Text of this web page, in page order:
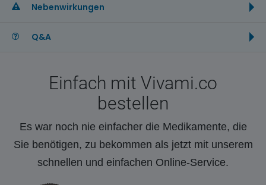
Nebenwirkungen
Q&A
Einfach mit Vivami.co
bestellen
Es war noch nie einfacher die Medikamente, die
Sie benötigen, zu bekommen als jetzt mit unserem
schnellen und einfachen Online-Service.